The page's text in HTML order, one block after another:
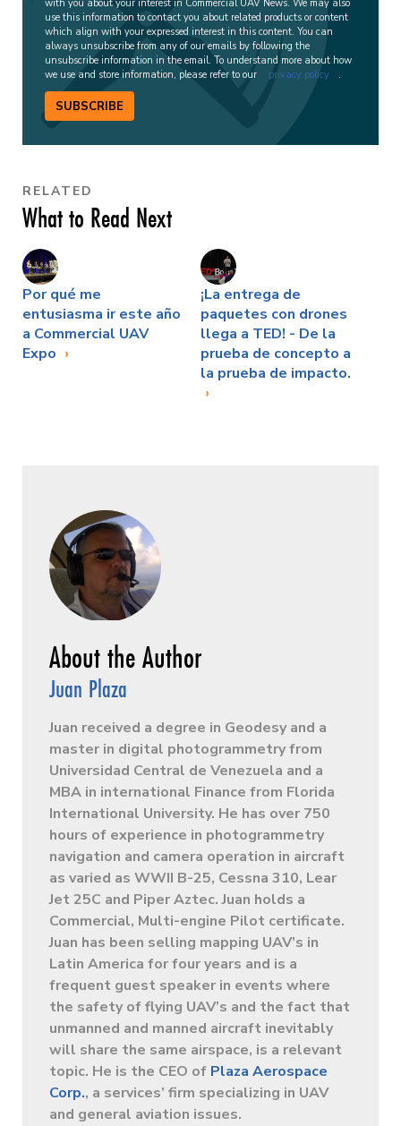
with you about your interest in Commercial UAV News. We may also
use this information to contact you about related products or content
which align with your expressed interest in this content. You can
always unsubscribe from any of our emails by following the
unsubscribe information in the email. To understand more about how
we use and store information, please refer to our
privacy policy .
SUBSCRIBE
RELATED
What to Read Next
Por qué me
entusiasma ir este año
a Commercial UAV
Expo
¡La entrega de
paquetes con drones
llega a TED! - De la
prueba de concepto a
la prueba de impacto.
Juan Plaza
Juan received a degree in Geodesy and a
master in digital photogrammetry from
Universidad Central de Venezuela and a
MBA in international Finance from Florida
International University. He has over 750
hours of experience in photogrammetry
navigation and camera operation in aircraft
as varied as WWII B-25, Cessna 310, Lear
Jet 25C and Piper Aztec. Juan holds a
Commercial, Multi-engine Pilot certificate.
Juan has been selling mapping UAV’s in
Latin America for four years and is a
frequent guest speaker in events where
the safety of flying UAV’s and the fact that
unmanned and manned aircraft inevitably
will share the same airspace, is a relevant
topic. He is the CEO of Plaza Aerospace
Corp., a services’ firm specializing in UAV
and general aviation issues.